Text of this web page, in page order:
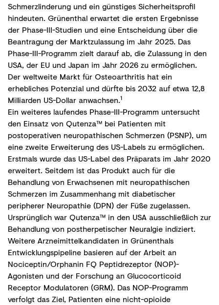
Schmerzlinderung und ein günstiges Sicherheitsprofil
hindeuten. Grünenthal erwartet die ersten Ergebnisse
der Phase-III-Studien und eine Entscheidung über die
Beantragung der Marktzulassung im Jahr 2025. Das
Phase-III-Programm zielt darauf ab, die Zulassung in den
USA, der EU und Japan im Jahr 2026 zu ermöglichen.
Der weltweite Markt für Osteoarthritis hat ein
erhebliches Potenzial und dürfte bis 2032 auf etwa 12,8
Milliarden US-Dollar anwachsen.1
Ein weiteres laufendes Phase-III-Programm untersucht
den Einsatz von Qutenza™ bei Patienten mit
postoperativen neuropathischen Schmerzen (PSNP), um
eine zweite Erweiterung des US-Labels zu ermöglichen.
Erstmals wurde das US-Label des Präparats im Jahr 2020
erweitert. Seitdem ist das Produkt auch für die
Behandlung von Erwachsenen mit neuropathischen
Schmerzen im Zusammenhang mit diabetischer
peripherer Neuropathie (DPN) der Füße zugelassen.
Ursprünglich war Qutenza™ in den USA ausschließlich zur
Behandlung von postherpetischer Neuralgie indiziert.
Weitere Arzneimittelkandidaten in Grünenthals
Entwicklungspipeline basieren auf der Arbeit an
Nociceptin/Orphanin FQ Peptidrezeptor (NOP)-
Agonisten und der Forschung an Glucocorticoid
Receptor Modulatoren (GRM). Das NOP-Programm
verfolgt das Ziel, Patienten eine nicht-opioide